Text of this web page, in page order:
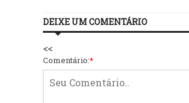
DEIXE UM COMENTÁRIO
<<
Comentário:*